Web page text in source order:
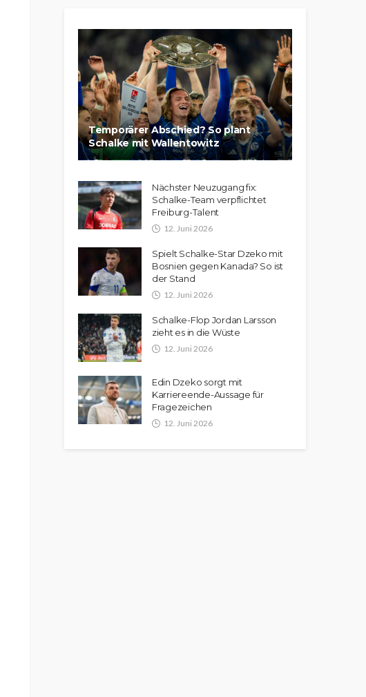
Temporärer Abschied? So plant
Schalke mit Wallentowitz
Nächster Neuzugang fix:
Schalke-Team verpflichtet
Freiburg-Talent
12. Juni 2026
Spielt Schalke-Star Dzeko mit
Bosnien gegen Kanada? So ist
der Stand
12. Juni 2026
Schalke-Flop Jordan Larsson
zieht es in die Wüste
12. Juni 2026
Edin Dzeko sorgt mit
Karriereende-Aussage für
Fragezeichen
12. Juni 2026